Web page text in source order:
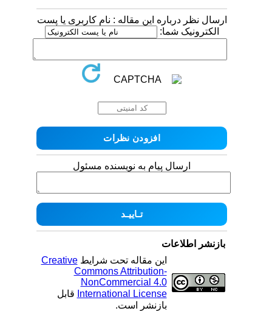
ارسال نظر درباره این مقاله : نام کاربری یا پست
الکترونیک شما:
ارسال پیام به نویسنده مسئول
بازنشر اطلاعات
این مقاله تحت شرایطCreative
Commons Attribution-
NonCommercial 4.0
International Licenseقابل
بازنشر است.